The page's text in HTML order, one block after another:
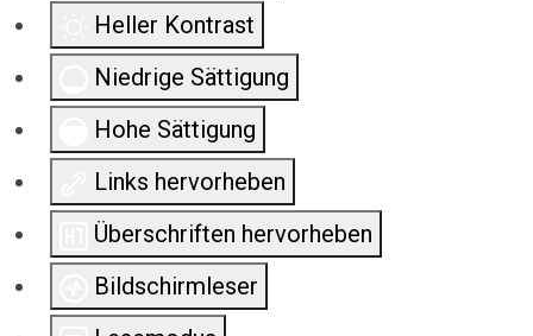
Heller Kontrast
Niedrige Sättigung
Hohe Sättigung
Links hervorheben
Überschriften hervorheben
Bildschirmleser